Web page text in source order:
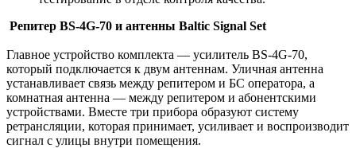
Репитер BS-4G-70 и антенны Baltic Signal Set
Главное устройство комплекта — усилитель BS-4G-70,
который подключается к двум антеннам. Уличная антенна
устанавливает связь между репитером и БС оператора, а
комнатная антенна — между репитером и абонентскими
устройствами. Вместе три прибора образуют систему
ретрансляции, которая принимает, усиливает и воспроизводит
сигнал с улицы внутри помещения.